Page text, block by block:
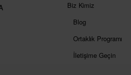
Biz Kimiz
Blog
Ortaklık Programı
İletişime Geçin